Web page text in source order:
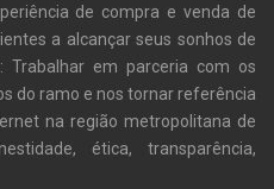
de compra e venda de
a alcançar seus sonhos de
Trabalhar em parceria com os
do ramo e nos tornar referência
na região metropolitana de
ética, transparência,